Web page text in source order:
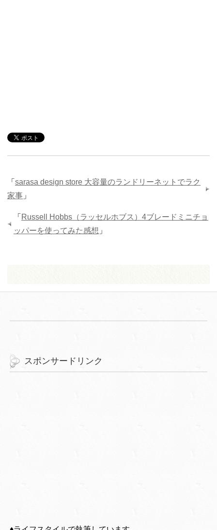
「 sarasa design store 大容量のランドリーネットでラク
家事 」
「 Russell Hobbs（ラッセルホブス）4ブレードミニチョ
ッパーを使ってみた感想 」
スポンサードリンク